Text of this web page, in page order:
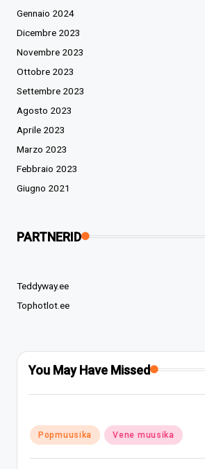
Gennaio 2024
Dicembre 2023
Novembre 2023
Ottobre 2023
Settembre 2023
Agosto 2023
Aprile 2023
Marzo 2023
Febbraio 2023
Giugno 2021
PARTNERID
Teddyway.ee
Tophotlot.ee
You May Have Missed
Posted
in
Popmuusika Vene muusika